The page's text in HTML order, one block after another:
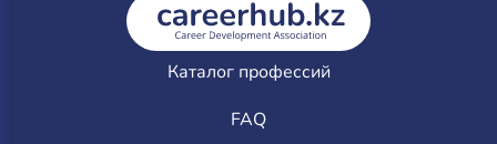
Каталог профессий
FAQ